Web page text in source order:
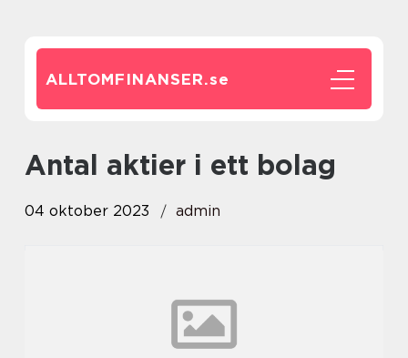
ALLTOMFINANSER.se
antal aktier i ett bolag
04 oktober 2023 admin